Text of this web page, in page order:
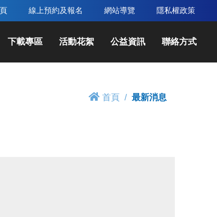
線上預約及報名 網站導覽 隱私權政策
下載專區 活動花絮 公益資訊 聯絡方式
首頁 最新消息